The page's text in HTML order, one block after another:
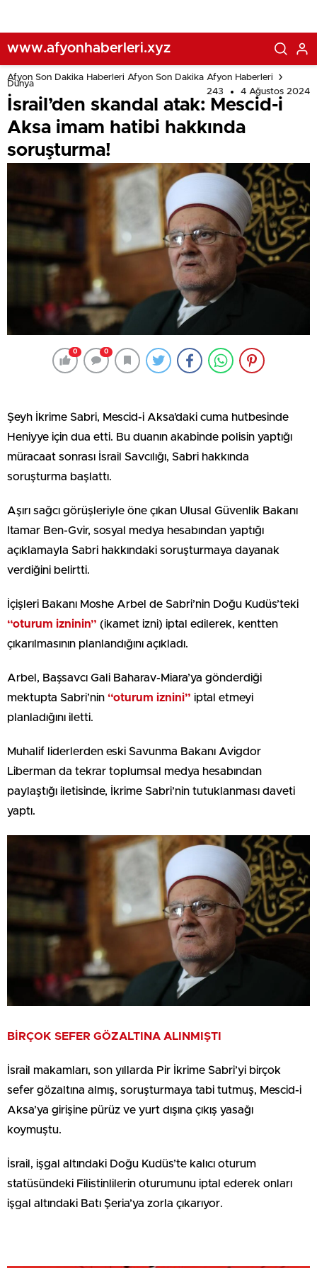
www.afyonhaberleri.xyz
Afyon Son Dakika Haberleri Afyon Son Dakika Afyon Haberleri
Dünya
243
4 Ağustos 2024
İsrail’den skandal atak: Mescid-i
Aksa imam hatibi hakkında
soruşturma!
0 0
Şeyh İkrime Sabri, Mescid-i Aksa’daki cuma hutbesinde
Heniyye için dua etti. Bu duanın akabinde polisin yaptığı
müracaat sonrası İsrail Savcılığı, Sabri hakkında
soruşturma başlattı.
Aşırı sağcı görüşleriyle öne çıkan Ulusal Güvenlik Bakanı
Itamar Ben-Gvir, sosyal medya hesabından yaptığı
açıklamayla Sabri hakkındaki soruşturmaya dayanak
verdiğini belirtti.
İçişleri Bakanı Moshe Arbel de Sabri’nin Doğu Kudüs’teki
“oturum izninin” (ikamet izni) iptal edilerek, kentten
çıkarılmasının planlandığını açıkladı.
Arbel, Başsavcı Gali Baharav-Miara’ya gönderdiği
mektupta Sabri’nin “oturum iznini” iptal etmeyi
planladığını iletti.
Muhalif liderlerden eski Savunma Bakanı Avigdor
Liberman da tekrar toplumsal medya hesabından
paylaştığı iletisinde, İkrime Sabri’nin tutuklanması daveti
yaptı.
BİRÇOK SEFER GÖZALTINA ALINMIŞTI
İsrail makamları, son yıllarda Pir İkrime Sabri’yi birçok
sefer gözaltına almış, soruşturmaya tabi tutmuş, Mescid-i
Aksa’ya girişine pürüz ve yurt dışına çıkış yasağı
koymuştu.
İsrail, işgal altındaki Doğu Kudüs’te kalıcı oturum
statüsündeki Filistinlilerin oturumunu iptal ederek onları
işgal altındaki Batı Şeria’ya zorla çıkarıyor.